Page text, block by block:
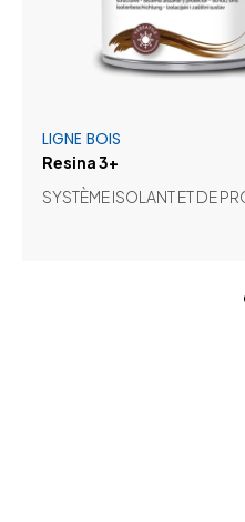
LIGNE BOIS
Resina 3+
SYSTÈME ISOLANT ET DE